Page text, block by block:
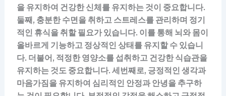
을 유지하여 건강한 신체를 유지하는 것이 중요합니다.
둘째, 충분한 수면을 취하고 스트레스를 관리하며 정기
적인 휴식을 취할 필요가 있습니다. 이를 통해 뇌와 몸이
올바르게 기능하고 정상적인 상태를 유지할 수 있습니
다. 더불어, 적정한 영양소를 섭취하고 건강한 식습관을
유지하는 것도 중요합니다. 세번째로, 긍정적인 생각과
마음가짐을 유지하여 심리적인 안정과 안녕을 추구하